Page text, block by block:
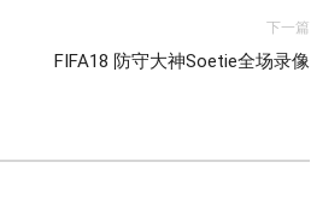
下一篇
FIFA18 防守大神Soetie全场录像